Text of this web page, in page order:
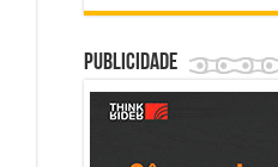
Publicidade